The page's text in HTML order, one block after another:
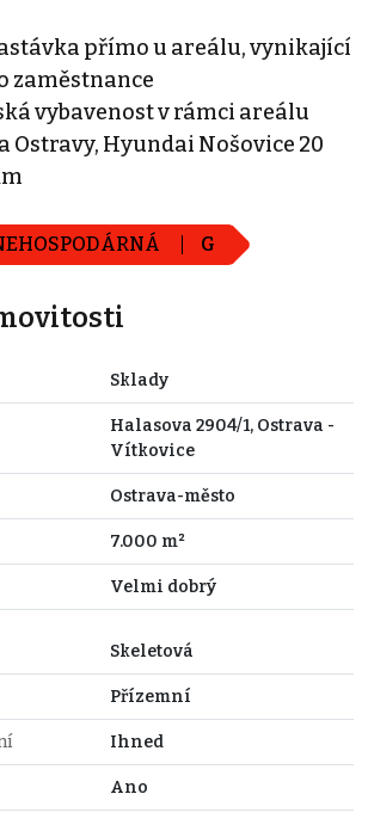
přímo u areálu, vynikající
zaměstnance
vybavenost v rámci areálu
Ostravy, Hyundai Nošovice 20
G
Sklady
Halasova 2904/1, Ostrava -
Vítkovice
Ostrava-město
7.000 m²
Velmi dobrý
Skeletová
Přízemní
Ihned
Ano